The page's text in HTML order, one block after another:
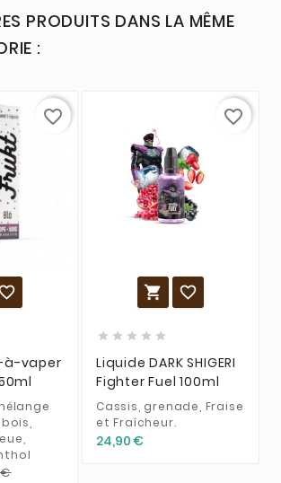
PRODUITS DANS LA MÊME
:
à-vaper
€
favorite_border
 
    
Liquide DARK SHIGERI
Fighter Fuel 100ml
Cassis, grenade, Fraise
et Fraîcheur.
24,90 €
favorite_border